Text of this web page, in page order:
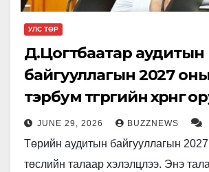
УЛС ТӨР
Д.Цогтбаатар аудитын
байгууллагын 2027 оны
тэрбум төгрөгийн хөрөнгө
нь хасах санал гаргав
JUNE 29, 2026 BUZZNEWS
Төрийн аудитын байгууллагын
төслийн талаар хэлэлцлээ. Энэ